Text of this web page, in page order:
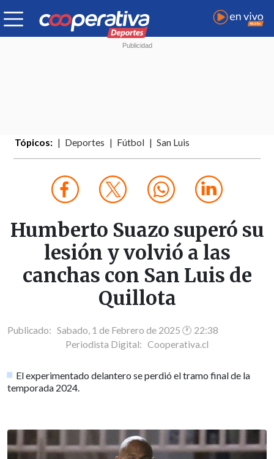
Tópicos: Deportes Fútbol San Luis
Humberto Suazo superó su
lesión y volvió a las
canchas con San Luis de
Quillota
Publicado: Sabado, 1 de Febrero de 2025 🕐 22:38
Periodista Digital: Cooperativa.cl
El experimentado delantero se perdió el tramo final de la
temporada 2024.